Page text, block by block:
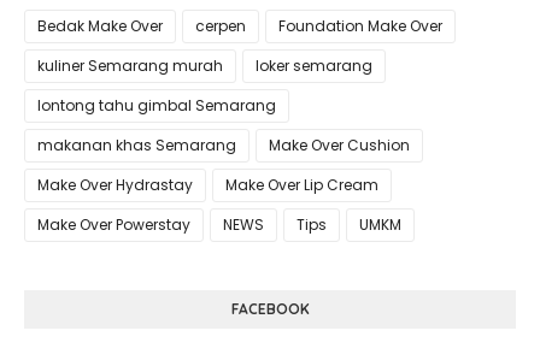
Bedak Make Over cerpen
Foundation Make Over
kuliner Semarang murah
loker semarang
lontong tahu gimbal Semarang
makanan khas Semarang
Make Over Cushion
Make Over Hydrastay
Make Over Lip Cream
Make Over Powerstay
NEWS Tips UMKM
FACEBOOK